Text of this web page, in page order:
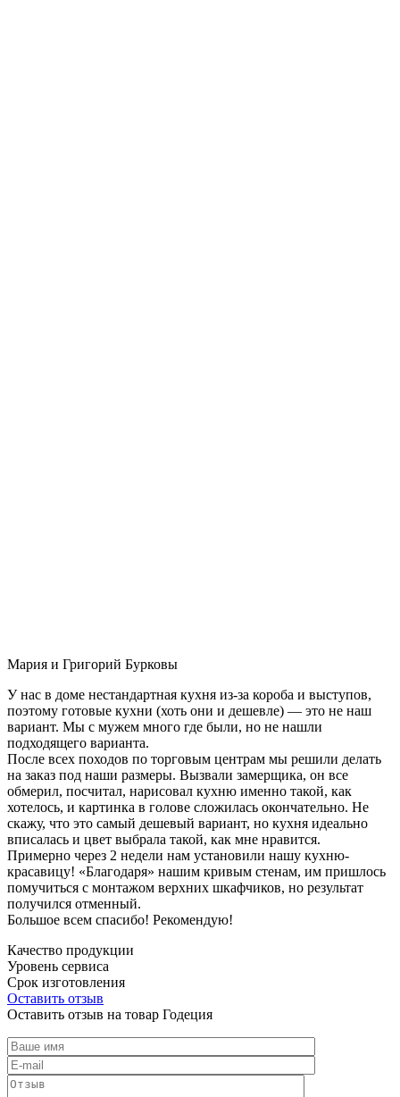
Мария и Григорий Бурковы
У нас в доме нестандартная кухня из-за короба и выступов,
поэтому готовые кухни (хоть они и дешевле) — это не наш
вариант. Мы с мужем много где были, но не нашли
подходящего варианта.
После всех походов по торговым центрам мы решили делать
на заказ под наши размеры. Вызвали замерщика, он все
обмерил, посчитал, нарисовал кухню именно такой, как
хотелось, и картинка в голове сложилась окончательно. Не
скажу, что это самый дешевый вариант, но кухня идеально
вписалась и цвет выбрала такой, как мне нравится.
Примерно через 2 недели нам установили нашу кухню-
красавицу! «Благодаря» нашим кривым стенам, им пришлось
помучиться с монтажом верхних шкафчиков, но результат
получился отменный.
Большое всем спасибо! Рекомендую!
Качество продукции
Уровень сервиса
Срок изготовления
Оставить отзыв
Оставить отзыв на товар Годеция